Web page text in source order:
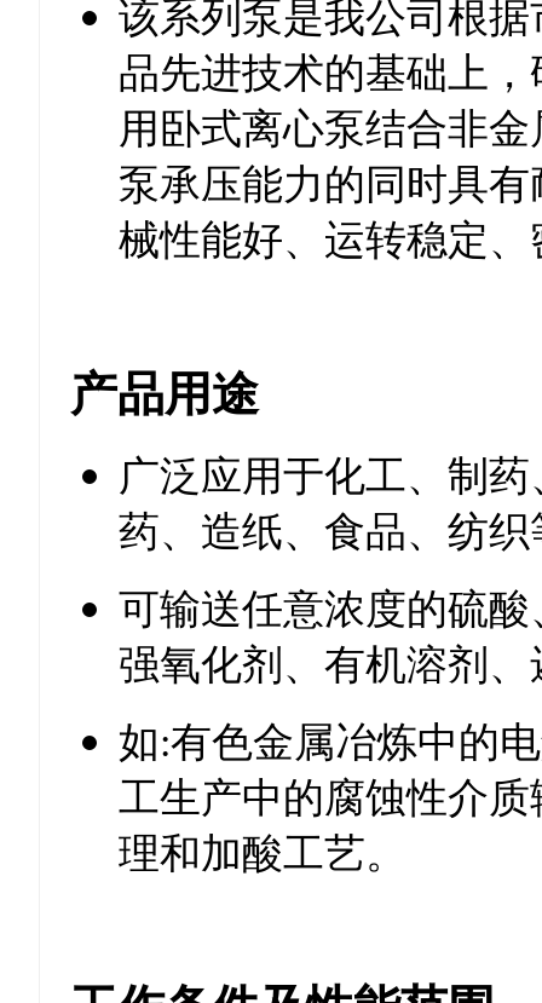
该系列泵是我公司根
品先进技术的基础上
用卧式离心泵结合非
泵承压能力的同时具
械性能好、运转稳定
产品用途
广泛应用于化工、制
药、造纸、食品、纺织
可输送任意浓度的硫
强氧化剂、有机溶剂
如:有色金属冶炼中的
工生产中的腐蚀性介
理和加酸工艺。